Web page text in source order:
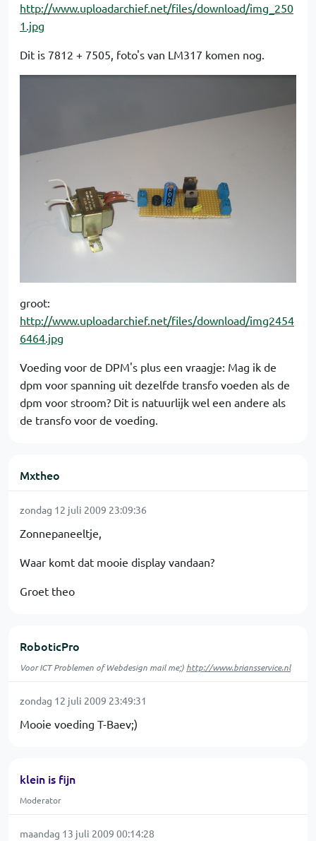
http://www.uploadarchief.net/files/download/img_250
1.jpg
Dit is 7812 + 7505, foto's van LM317 komen nog.
groot:
http://www.uploadarchief.net/files/download/img2454
6464.jpg
Voeding voor de DPM's plus een vraagje: Mag ik de
dpm voor spanning uit dezelfde transfo voeden als de
dpm voor stroom? Dit is natuurlijk wel een andere als
de transfo voor de voeding.
Mxtheo
zondag 12 juli 2009 23:09:36
Zonnepaneeltje,
Waar komt dat mooie display vandaan?
Groet theo
RoboticPro
Voor ICT Problemen of Webdesign mail me;) http://www.briansservice.nl
zondag 12 juli 2009 23:49:31
Mooie voeding T-Baev;)
klein is fijn
Moderator
maandag 13 juli 2009 00:14:28